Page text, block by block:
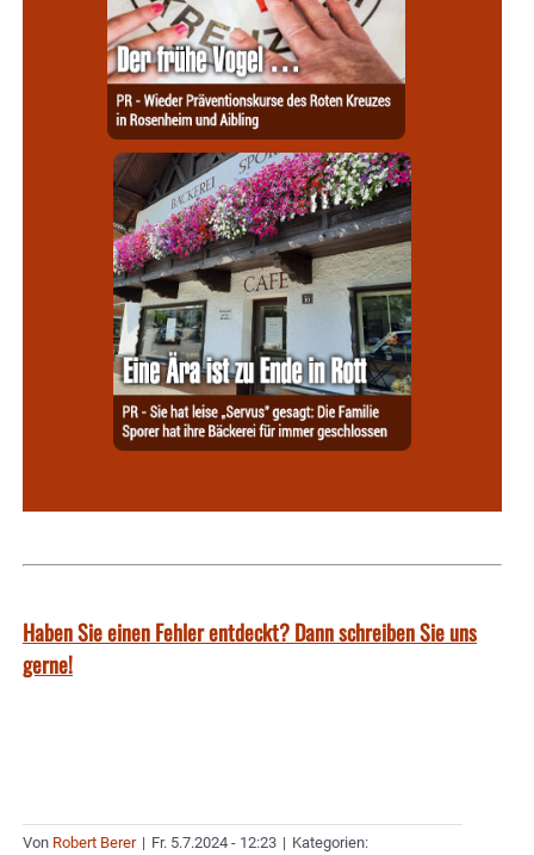
Haben Sie einen Fehler entdeckt? Dann schreiben Sie uns
gerne!
Von Robert Berer | Fr. 5.7.2024 - 12:23 | Kategorien: